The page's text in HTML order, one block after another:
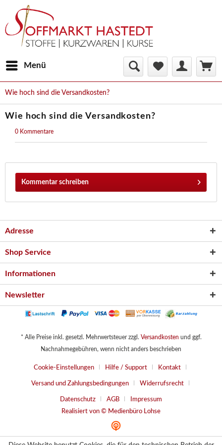
Menü
Wie hoch sind die Versandkosten?
Wie hoch sind die Versandkosten?
0 Kommentare
Kommentar schreiben
Adresse
Shop Service
Informationen
Newsletter
* Alle Preise inkl. gesetzl. Mehrwertsteuer zzgl. Versandkosten und ggf.
Nachnahmegebühren, wenn nicht anders beschrieben
Cookie-Einstellungen Hilfe / Support Kontakt
Versand und Zahlungsbedingungen Widerrufsrecht
Datenschutz AGB
Impressum
Realisiert von © Medienbüro Lohse